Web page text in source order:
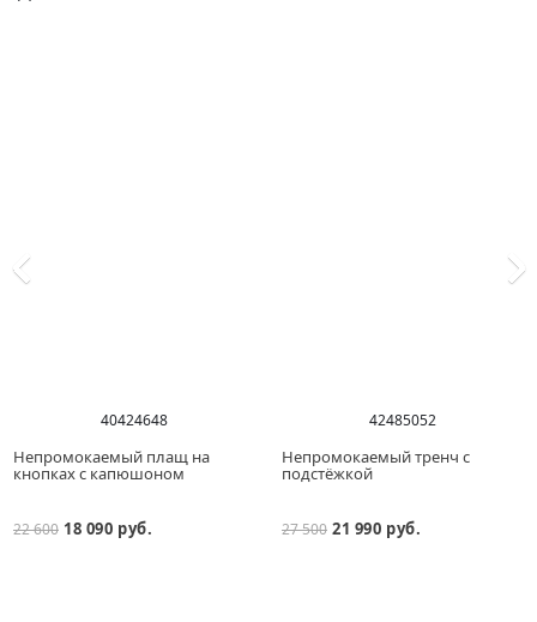
40424648
Непромокаемый плащ на
кнопках с капюшоном
22 600 18 090 руб.
42485052
Непромокаемый тренч с
подстёжкой
27 500 21 990 руб.